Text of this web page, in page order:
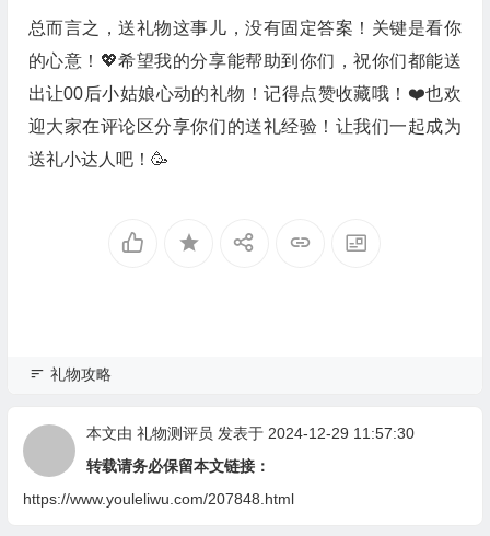
总而言之，送礼物这事儿，没有固定答案！关键是看你
的心意！💖希望我的分享能帮助到你们，祝你们都能送
出让00后小姑娘心动的礼物！记得点赞收藏哦！❤️也欢
迎大家在评论区分享你们的送礼经验！让我们一起成为
送礼小达人吧！🥳
礼物攻略
本文由 礼物测评员 发表于 2024-12-29 11:57:30
转载请务必保留本文链接：
https://www.youleliwu.com/207848.html